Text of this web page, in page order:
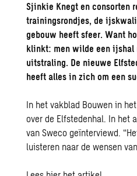
Sjinkie Knegt en consorten
trainingsrondjes, de
gebouw heeft sfeer. Want
klinkt: men wilde een ijshal
uitstraling. De nieuwe
heeft alles in zich om een
In het vakblad Bouwen in
over de Elfstedenhal. In het
van Sweco geïnterviewd.
luisteren naar de wensen